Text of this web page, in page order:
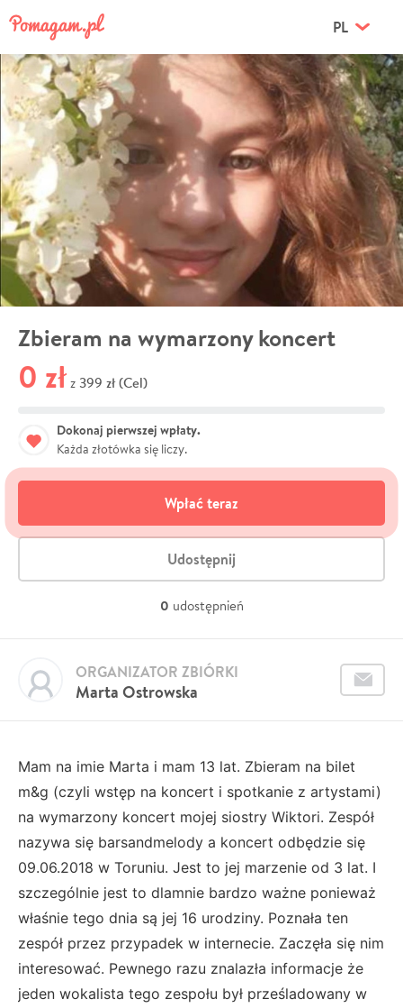
PL
Zbieram na wymarzony koncert
0 zł z 399 zł (Cel)
Dokonaj pierwszej wpłaty.
Każda złotówka się liczy.
Wpłać teraz
Udostępnij
0 udostępnień
Marta Ostrowska
ORGANIZATOR ZBIÓRKI
Mam na imie Marta i mam 13 lat. Zbieram na bilet
m&g (czyli wstęp na koncert i spotkanie z artystami)
na wymarzony koncert mojej siostry Wiktori. Zespół
nazywa się barsandmelody a koncert odbędzie się
09.06.2018 w Toruniu. Jest to jej marzenie od 3 lat. I
szczególnie jest to dlamnie bardzo ważne ponieważ
właśnie tego dnia są jej 16 urodziny. Poznała ten
zespół przez przypadek w internecie. Zaczęła się nim
interesować. Pewnego razu znalazła informacje że
jeden wokalista tego zespołu był prześladowany w